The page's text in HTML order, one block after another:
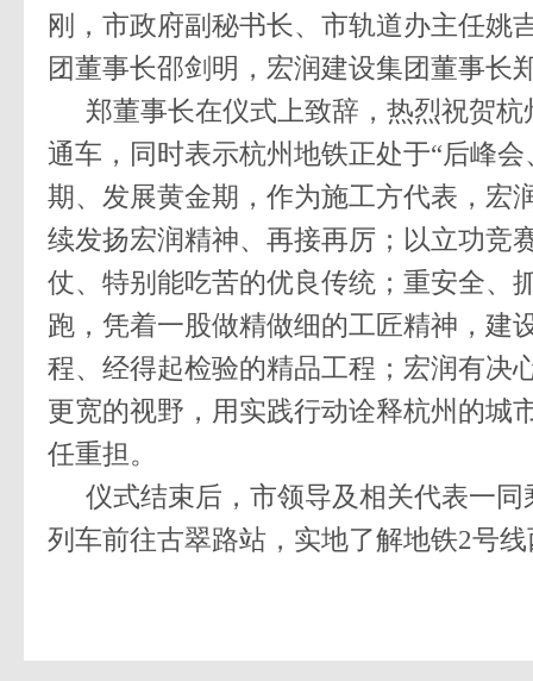
刚，市政府副秘书长、市轨道办主任姚
团董事长邵剑明，宏润建设集团董事长
郑董事长在仪式上致辞，热烈祝贺
通车，同时表示杭州地铁正处于“后峰
期、发展黄金期，作为施工方代表，宏
续发扬宏润精神、再接再厉；以立功竞
仗、特别能吃苦的优良传统；重安全、
跑，凭着一股做精做细的工匠精神，建
程、经得起检验的精品工程；宏润有决
更宽的视野，用实践行动诠释杭州的城
任重担。
仪式结束后，市领导及相关代表一
列车前往古翠路站，实地了解地铁2号